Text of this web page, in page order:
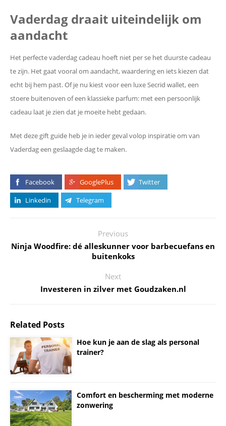
Vaderdag draait uiteindelijk om
aandacht
Het perfecte vaderdag cadeau hoeft niet per se het duurste cadeau
te zijn. Het gaat vooral om aandacht, waardering en iets kiezen dat
echt bij hem past. Of je nu kiest voor een luxe Secrid wallet, een
stoere buitenoven of een klassieke parfum: met een persoonlijk
cadeau laat je zien dat je moeite hebt gedaan.
Met deze gift guide heb je in ieder geval volop inspiratie om van
Vaderdag een geslaagde dag te maken.
Facebook GooglePlus
Twitter
Linkedin
Telegram
Previous
Ninja Woodfire: dé alleskunner voor barbecuefans en
buitenkoks
Next
Investeren in zilver met Goudzaken.nl
Related Posts
Hoe kun je aan de slag als personal
trainer?
Comfort en bescherming met moderne
zonwering